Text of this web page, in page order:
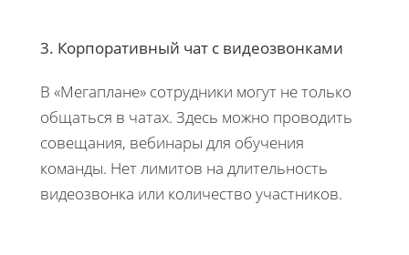
3. Корпоративный чат с видеозвонками
В «Мегаплане» сотрудники могут не только
общаться в чатах. Здесь можно проводить
совещания, вебинары для обучения
команды. Нет лимитов на длительность
видеозвонка или количество участников.